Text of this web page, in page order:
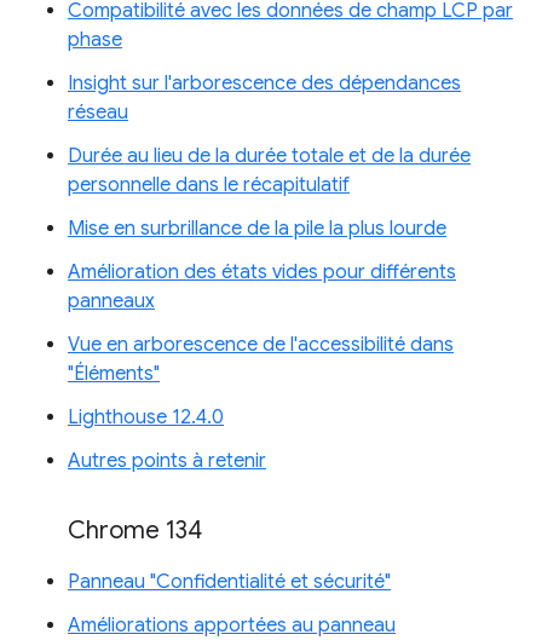
Compatibilité avec les données de champ LCP par
phase
Insight sur l'arborescence des dépendances
réseau
Durée au lieu de la durée totale et de la durée
personnelle dans le récapitulatif
Mise en surbrillance de la pile la plus lourde
Amélioration des états vides pour différents
panneaux
Vue en arborescence de l'accessibilité dans
"Éléments"
Lighthouse 12.4.0
Autres points à retenir
Chrome 134
Panneau "Confidentialité et sécurité"
Améliorations apportées au panneau